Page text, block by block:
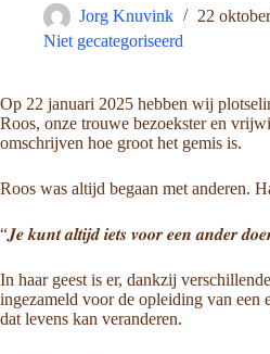
Jorg Knuvink
22
Niet gecategoriseerd
Op 22 januari 2025 hebben wij
Roos, onze trouwe bezoekster en
omschrijven hoe groot het gemis is.
Roos was altijd begaan met anderen.
“𝑱𝒆 𝒌𝒖𝒏𝒕 𝒂𝒍𝒕𝒊𝒋𝒅 𝒊𝒆𝒕𝒔 𝒗𝒐𝒐𝒓 𝒆𝒆𝒏 𝒂𝒏𝒅𝒆𝒓
In haar geest is er, dankzij
ingezameld voor de opleiding van een
dat levens kan veranderen.